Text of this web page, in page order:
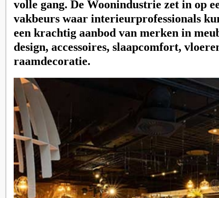
volle gang. De Woonindustrie zet in op
vakbeurs waar interieurprofessionals
een krachtig aanbod van merken in
design, accessoires, slaapcomfort,
raamdecoratie.